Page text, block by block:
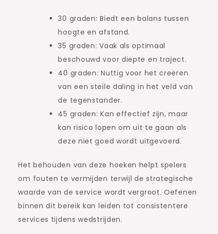
30 graden: Biedt een balans tussen
hoogte en afstand.
35 graden: Vaak als optimaal
beschouwd voor diepte en traject.
40 graden: Nuttig voor het creëren
van een steile daling in het veld van
de tegenstander.
45 graden: Kan effectief zijn, maar
kan risico lopen om uit te gaan als
deze niet goed wordt uitgevoerd.
Het behouden van deze hoeken helpt spelers
om fouten te vermijden terwijl de strategische
waarde van de service wordt vergroot. Oefenen
binnen dit bereik kan leiden tot consistentere
services tijdens wedstrijden.